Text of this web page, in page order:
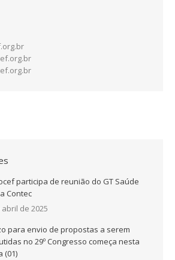
participa de reunião do GT Saúde
Contec
de 2025
para envio de propostas a serem
no 29º Congresso começa nesta
(01)